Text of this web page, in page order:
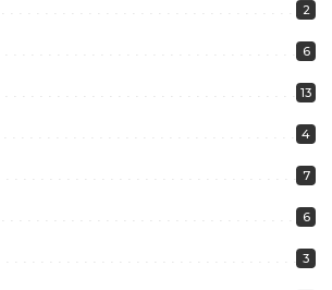
2
6
13
4
7
6
3